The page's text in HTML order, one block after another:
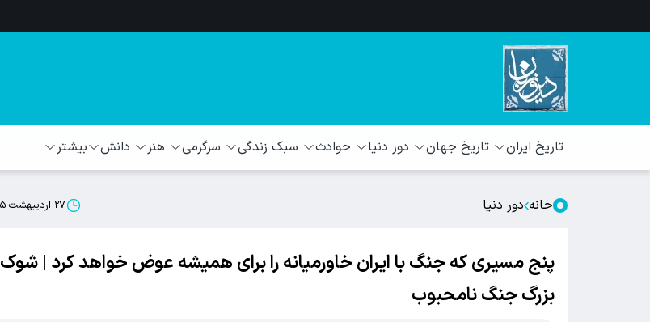
تاریخ ایران تاریخ جهان دور دنیا حوادث سبک زندگی سرگرمی هنر دانش بیشتر
خانه دور دنیا ۲۷ اردیبهشت ۱۴۰۵ ۲۲:۰۸
پنج مسیری که جنگ با ایران خاورمیانه را برای همیشه عوض خواهد کرد | شوک
بزرگ جنگ نامحبوب